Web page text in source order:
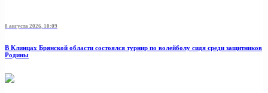
8 августа 2026, 10:09
В Клинцах Брянской области состоялся турнир по волейболу сидя среди защитников
Родины